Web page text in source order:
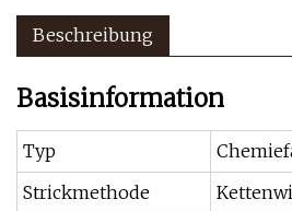
Beschreibung
Basisinformation
Typ
Strickmethode